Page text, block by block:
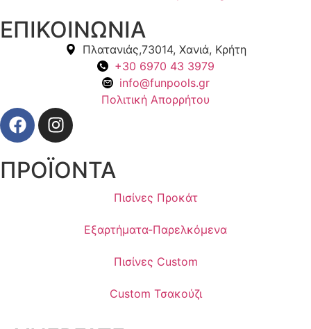
ΕΠΙΚΟΙΝΩΝΙΑ
Πλατανιάς,73014, Χανιά, Κρήτη
+30 6970 43 3979
info@funpools.gr
Πολιτική Απορρήτου
ΠΡΟΪΟΝΤΑ
Πισίνες Προκάτ
Εξαρτήματα-Παρελκόμενα
Πισίνες Custom
Custom Τσακούζι